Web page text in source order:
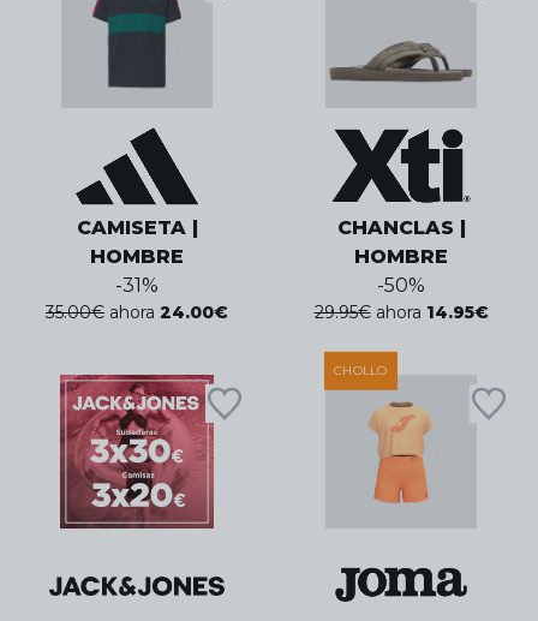
CAMISETA |
HOMBRE
-31%
35.00€ ahora 24.00€
CHANCLAS |
HOMBRE
-50%
29.95€ ahora 14.95€
CHOLLO